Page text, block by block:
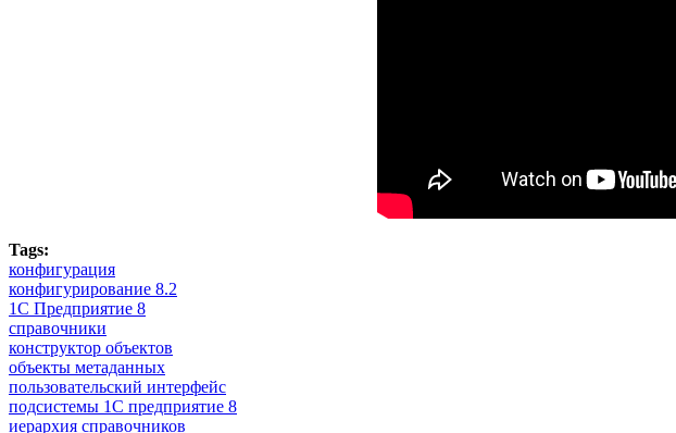
Tags:
конфигурация
конфигурирование 8.2
1С Предприятие 8
справочники
конструктор объектов
объекты метаданных
пользовательский интерфейс
подсистемы 1С предприятие 8
иерархия справочников